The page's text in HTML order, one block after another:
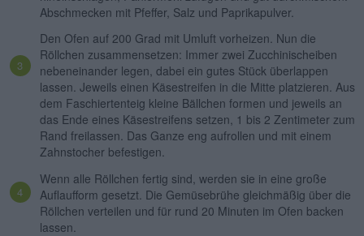
Abschmecken mit Pfeffer, Salz und Paprikapulver.
Den Ofen auf 200 Grad mit Umluft vorheizen. Nun die
Röllchen zusammensetzen: Immer zwei Zucchinischeiben
nebeneinander legen, dabei ein gutes Stück überlappen
lassen. Jeweils einen Käsestreifen in die Mitte platzieren. Aus
dem Faschiertenteig kleine Bällchen formen und jeweils an
das Ende eines Käsestreifens setzen, 1 bis 2 Zentimeter zum
Rand freilassen. Das Ganze eng aufrollen und mit einem
Zahnstocher befestigen.
Wenn alle Röllchen fertig sind, werden sie in eine große
Auflaufform gesetzt. Die Gemüsebrühe gleichmäßig über die
Röllchen verteilen und für rund 20 Minuten im Ofen backen
lassen.